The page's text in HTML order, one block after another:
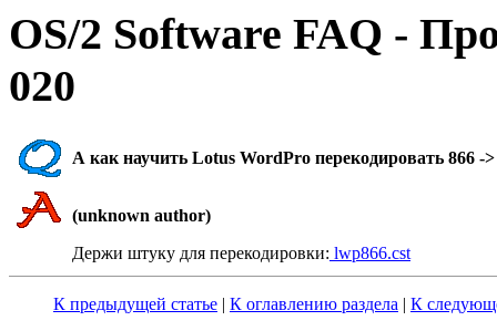
OS/2 Software FAQ -
020
А как научить Lotus WordPro перекодировать 866 -
(unknown author)
Держи штуку для перекодировки: lwp866.cst
К предыдущей статье | К оглавлению раздела | К